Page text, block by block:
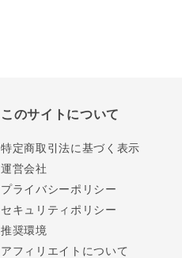
このサイトについて
特定商取引法に基づく表示
運営会社
プライバシーポリシー
セキュリティポリシー
推奨環境
アフィリエイトについて